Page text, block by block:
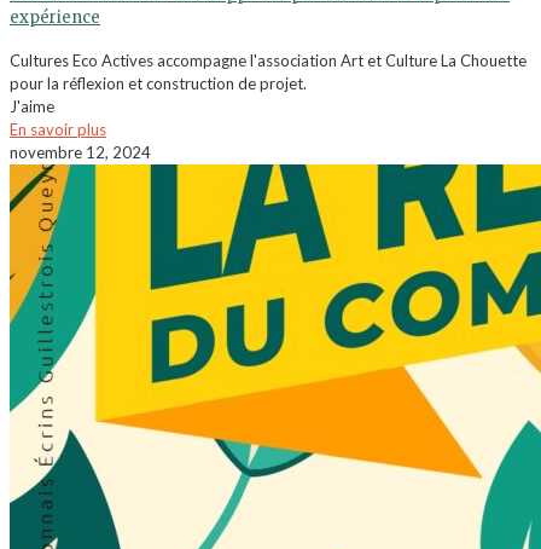
expérience
Cultures Eco Actives accompagne l'association Art et Culture La Chouette
pour la réflexion et construction de projet.
J'aime
En savoir plus
novembre 12, 2024